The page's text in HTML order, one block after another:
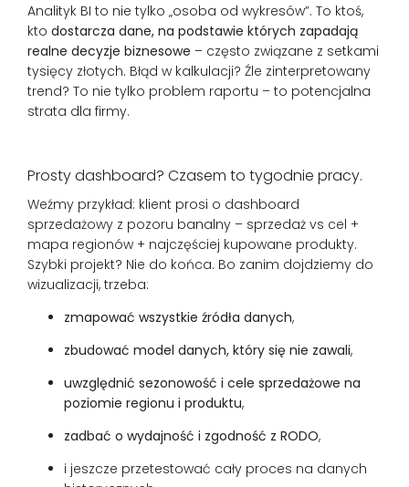
Analityk BI to nie tylko „osoba od wykresów”. To ktoś,
kto dostarcza dane, na podstawie których zapadają
realne decyzje biznesowe – często związane z setkami
tysięcy złotych. Błąd w kalkulacji? Źle zinterpretowany
trend? To nie tylko problem raportu – to potencjalna
strata dla firmy.
Prosty dashboard? Czasem to tygodnie pracy.
Weźmy przykład: klient prosi o dashboard
sprzedażowy z pozoru banalny – sprzedaż vs cel +
mapa regionów + najczęściej kupowane produkty.
Szybki projekt? Nie do końca. Bo zanim dojdziemy do
wizualizacji, trzeba:
zmapować wszystkie źródła danych,
zbudować model danych, który się nie zawali,
uwzględnić sezonowość i cele sprzedażowe na
poziomie regionu i produktu,
zadbać o wydajność i zgodność z RODO,
i jeszcze przetestować cały proces na danych